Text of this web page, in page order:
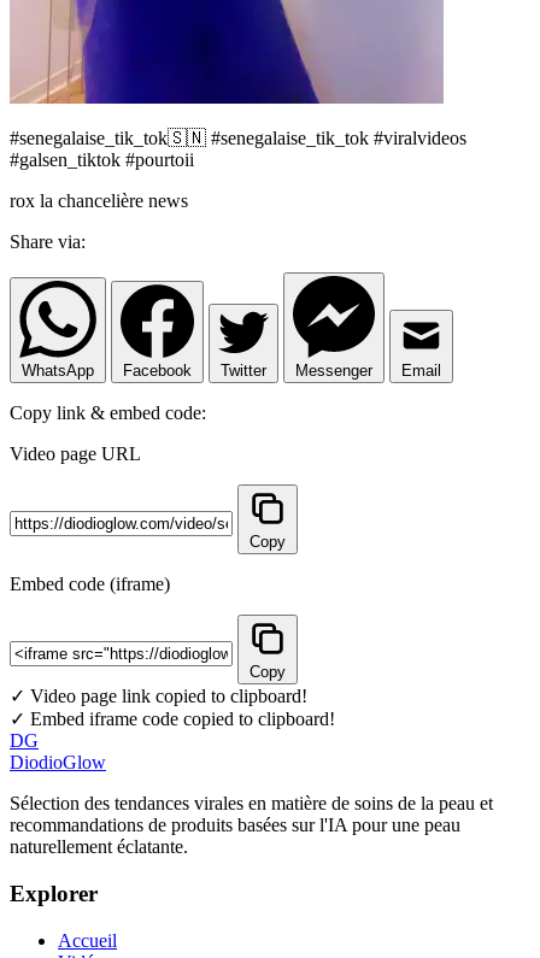
#senegalaise_tik_tok🇸🇳 #senegalaise_tik_tok #viralvideos
#galsen_tiktok #pourtoii
rox la chancelière news
Share via:
WhatsApp Facebook Twitter Messenger Email
Copy link & embed code:
Video page URL
Copy
Embed code (iframe)
Copy
✓ Video page link copied to clipboard!
✓ Embed iframe code copied to clipboard!
DG
DiodioGlow
Sélection des tendances virales en matière de soins de la peau et
recommandations de produits basées sur l'IA pour une peau
naturellement éclatante.
Explorer
Accueil